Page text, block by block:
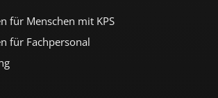
für Menschen mit KPS
für Fachpersonal